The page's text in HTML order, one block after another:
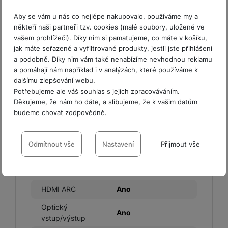
Aby se vám u nás co nejlépe nakupovalo, používáme my a
někteří naši partneři tzv. cookies (malé soubory, uložené ve
vašem prohlížeči). Díky nim si pamatujeme, co máte v košíku,
jak máte seřazené a vyfiltrované produkty, jestli jste přihlášeni
a podobně. Díky nim vám také nenabízíme nevhodnou reklamu
a pomáhají nám například i v analýzách, které používáme k
dalšímu zlepšování webu.
Potřebujeme ale váš souhlas s jejich zpracováváním.
Děkujeme, že nám ho dáte, a slibujeme, že k vašim datům
budeme chovat zodpovědně.
Nastavení souhlasů s kategoriemi
cookies
VŽDY AKTIVNÍ
porovnávání produktů a další nezbytné funkce.
Preferenční a rozšířené funkce
Preferenční a rozšířené funkce
abyste nemuseli vše
nastavovat znovu a abyste se s námi mohli spojit např. pomocí
Odmítnout vše Nastavení Přijmout vše
KONEKTIVITA
Verze bluetooth Bluetooth 5.3
Verze Wi-Fi Wi-Fi 6
HDMI
Paměťová karta Ne
HDMI ARC Ano
Optický
vstup/výstup
Ano